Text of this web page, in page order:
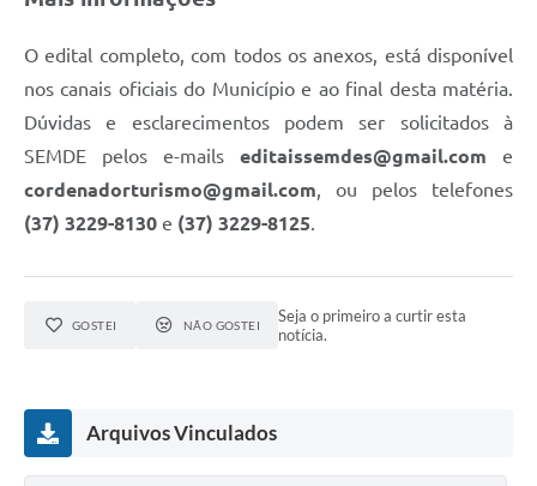
O edital completo, com todos os anexos, está disponível
nos canais oficiais do Município e ao final desta matéria.
Dúvidas e esclarecimentos podem ser solicitados à
SEMDE pelos e-mails editaissemdes@gmail.com e
cordenadorturismo@gmail.com, ou pelos telefones
(37) 3229-8130 e (37) 3229-8125.
GOSTEI NÃO GOSTEI
Seja o primeiro a curtir esta
notícia.
Arquivos Vinculados